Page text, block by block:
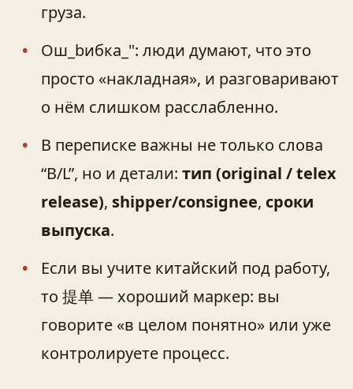
груза.
Ош_bибка_": люди думают, что это
просто «накладная», и разговаривают
о нём слишком расслабленно.
В переписке важны не только слова
“B/L”, но и детали: тип (original / telex
release), shipper/consignee, сроки
выпуска.
Если вы учите китайский под работу,
то 提单 — хороший маркер: вы
говорите «в целом понятно» или уже
контролируете процесс.